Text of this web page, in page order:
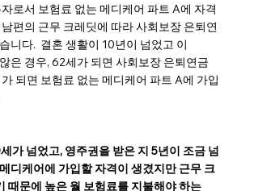
로서 보험료 없는 메디케어 파트 A에 자격
편의 근무 크레딧에 따라 사회보장 은퇴연
니다.  결혼 생활이 10년이 넘었고 이
은 경우, 62세가 되면 사회보장 은퇴연금
되면 보험료 없는 메디케어 파트 A에 가입
가 넘었고, 영주권을 받은 지 5년이 조금 넘
디케어에 가입할 자격이 생겼지만 근무 크
때문에 높은 월 보험료를 지불해야 하는